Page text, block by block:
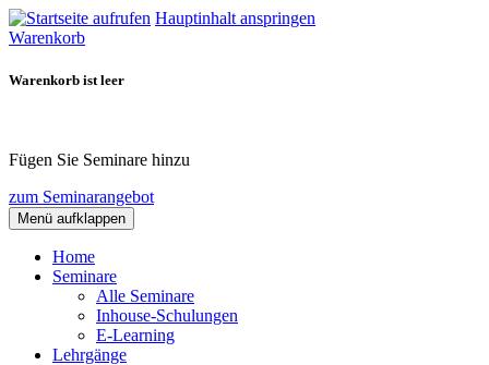
Hauptinhalt anspringen
Warenkorb
Warenkorb ist leer
Fügen Sie Seminare hinzu
zum Seminarangebot
Menü aufklappen
Home
Seminare
Alle Seminare
Inhouse-Schulungen
E-Learning
Lehrgänge